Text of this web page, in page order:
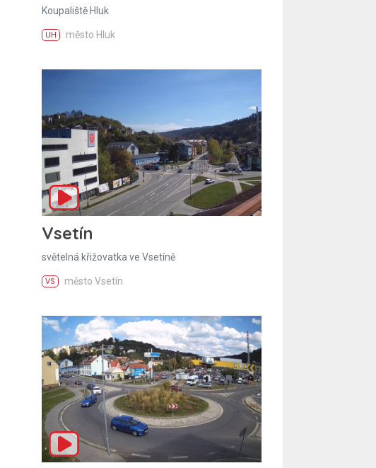
Koupaliště Hluk
UH město Hluk
Vsetín
světelná křižovatka ve Vsetíně
VS město Vsetín